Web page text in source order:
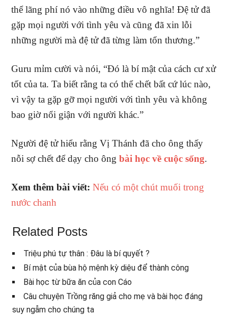
thể lãng phí nó vào những điều vô nghĩa! Đệ tử đã
gặp mọi người với tình yêu và cũng đã xin lỗi
những người mà đệ tử đã từng làm tổn thương.”
Guru mỉm cười và nói, “Đó là bí mật của cách cư xử
tốt của ta. Ta biết rằng ta có thể chết bất cứ lúc nào,
vì vậy ta gặp gỡ mọi người với tình yêu và không
bao giờ nổi giận với người khác.”
Người đệ tử hiểu rằng Vị Thánh đã cho ông thấy
nỗi sợ chết để dạy cho ôngbài học về cuộc sống.
Xem thêm bài viết:Nếu có một chút muối trong
nước chanh
Related Posts
Triệu phú tự thân : Đâu là bí quyết ?
Bí mật của bùa hộ mệnh kỳ diệu để thành công
Bài học từ bữa ăn của con Cáo
Câu chuyện Trồng răng giả cho mẹ và bài học đáng
suy ngẫm cho chúng ta